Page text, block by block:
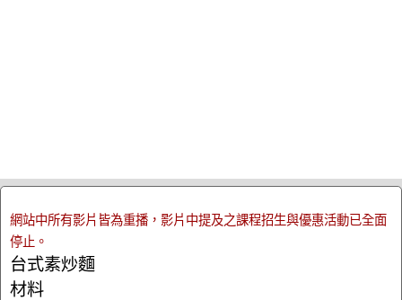
網站中所有影片皆為重播，影片中提及之課程招生與優惠活動已全面
停止。
台式素炒麵
材料